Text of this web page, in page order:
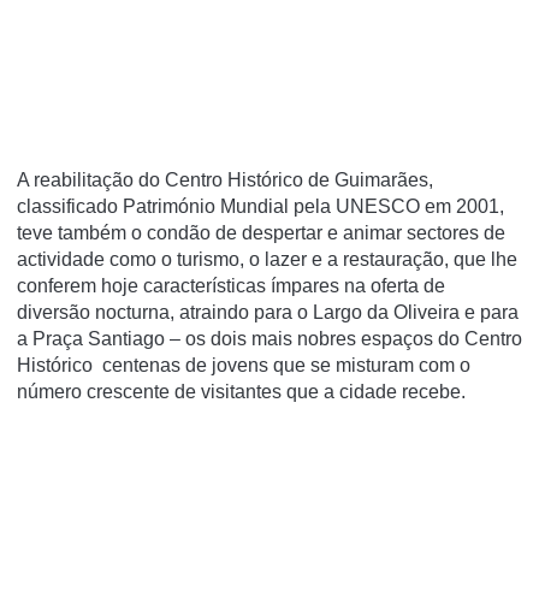
A reabilitação do Centro Histórico de Guimarães,
classificado Património Mundial pela UNESCO em 2001,
teve também o condão de despertar e animar sectores de
actividade como o turismo, o lazer e a restauração, que lhe
conferem hoje características ímpares na oferta de
diversão nocturna, atraindo para o Largo da Oliveira e para
a Praça Santiago – os dois mais nobres espaços do Centro
Histórico centenas de jovens que se misturam com o
número crescente de visitantes que a cidade recebe.